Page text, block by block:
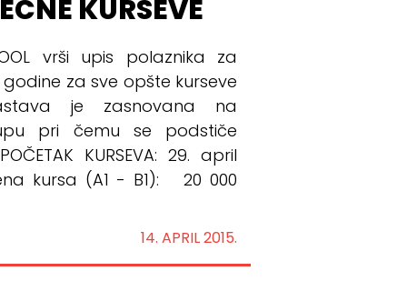
KURSEVE
vrši upis polaznika za
za sve opšte kurseve
je zasnovana na
pri čemu se podstiče
KURSEVA: 29. april
kursa (A1 - B1): 20 000
14. APRIL 2015.